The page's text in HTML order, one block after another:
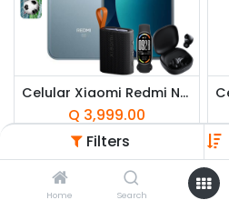
Filters
Home Search
Celular Xiaomi Redmi Note 15 Pro+ 5G US 512GB 12GB RAM Dual SIM Azul Glaciar
Q 3,999.00
¡Precio Especial!